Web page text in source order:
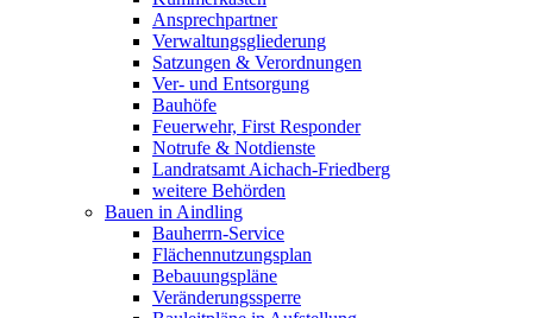
Ansprechpartner
Verwaltungsgliederung
Satzungen & Verordnungen
Ver- und Entsorgung
Bauhöfe
Feuerwehr, First Responder
Notrufe & Notdienste
Landratsamt Aichach-Friedberg
weitere Behörden
Bauen in Aindling
Bauherrn-Service
Flächennutzungsplan
Bebauungspläne
Veränderungssperre